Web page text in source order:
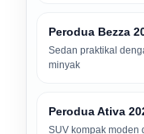
Perodua Bezza
Sedan praktikal
minyak
Perodua Ativa
SUV kompak moden